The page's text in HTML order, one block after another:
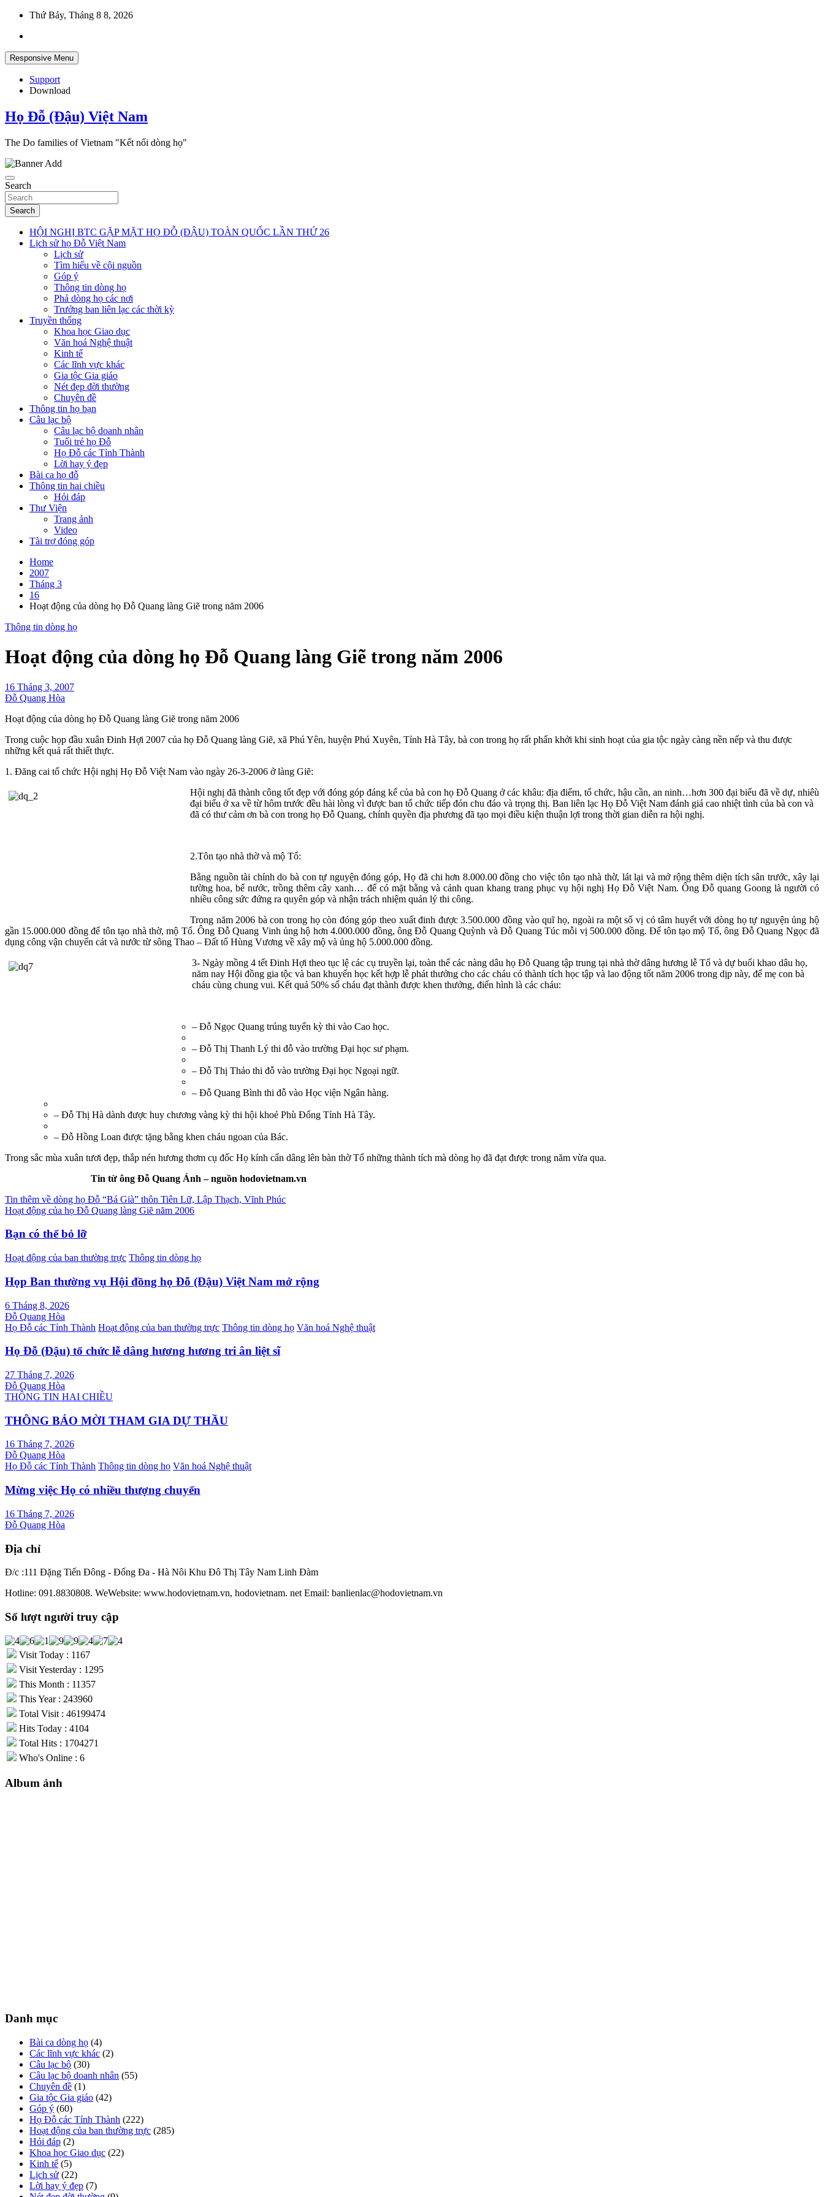
Skip
content
Thứ Bảy, Tháng 8 8, 2026
Responsive Menu
Support
Download
Họ Đỗ (Đậu) Việt Nam
The Do families of Vietnam "Kết nối dòng họ"
Search
Search
HỘI NGHỊ BTC GẶP MẶT HỌ ĐỖ (ĐẬU) TOÀN QUỐC LẦN THỨ 26
Lịch sử họ Đỗ Việt Nam
Lịch sử
Tìm hiểu về cội nguồn
Góp ý
Thông tin dòng họ
Phả dòng họ các nơi
Trưởng ban liên lạc các thời kỳ
Truyền thống
Khoa học Giao dục
Văn hoá Nghệ thuật
Kinh tế
Các lĩnh vực khác
Gia tộc Gia giáo
Nét đẹp đời thường
Chuyên đề
Thông tin họ bạn
Câu lạc bộ
Câu lạc bộ doanh nhân
Tuổi trẻ họ Đỗ
Họ Đỗ các Tỉnh Thành
Lời hay ý đẹp
Bài ca họ đỗ
Thông tin hai chiều
Hỏi đáp
Thư Viện
Trang ảnh
Video
Tài trợ đóng góp
Home
2007
Tháng 3
16
Hoạt động của dòng họ Đỗ Quang làng Giẽ trong năm 2006
Thông tin dòng họ
Hoạt động của dòng họ Đỗ Quang làng Giẽ trong năm 2006
16 Tháng 3, 2007
Đỗ Quang Hòa
Hoạt động của dòng họ Đỗ Quang làng Giẽ trong năm 2006
Trong cuộc họp đầu xuân Đinh Hợi 2007 của họ Đỗ Quang làng Giẽ, xã Phú Yên, huyện Phú Xuyên, Tỉnh Hà Tây, bà con trong họ rất phấn khởi khi sinh hoạt của gia tộc ngày càng nền nếp và thu được
những kết quả rất thiết thực.
1. Đăng cai tổ chức Hội nghị Họ Đỗ Việt Nam vào ngày 26-3-2006 ở làng Giẽ:
Hội nghị đã thành công tốt đẹp với đóng góp đáng kể của bà con họ Đỗ Quang ở các khâu: địa điểm, tổ chức, hậu cần, an ninh…hơn 300 đại biểu đã về dự, nhiêù
đại biểu ở xa về từ hôm trước đều hài lòng vì được ban tổ chức tiếp đón chu đáo và trọng thị. Ban liên lạc Họ Đỗ Việt Nam đánh giá cao nhiệt tình của bà con và
đã có thư cảm ơn bà con trong họ Đỗ Quang, chính quyền địa phương đã tạo mọi điều kiện thuận lợi trong thời gian diễn ra hội nghị.
2.Tôn tạo nhà thờ và mộ Tổ:
Bằng nguồn tài chính do bà con tự nguyện đóng góp, Họ đã chi hơn 8.000.00 đồng cho việc tôn tạo nhà thờ, lát lại và mở rộng thêm diện tích sân trước, xây lại
tường hoa, bể nước, trồng thêm cây xanh… để có mặt bằng và cảnh quan khang trang phục vụ hội nghị Họ Đỗ Việt Nam. Ông Đỗ quang Goong là người có
nhiều công sức đứng ra quyên góp và nhận trách nhiệm quản lý thi công.
Trong năm 2006 bà con trong họ còn đóng góp theo xuất đinh được 3.500.000 đồng vào quĩ họ, ngoài ra một số vị có tâm huyết với dòng họ tự nguyện ủng hộ
gần 15.000.000 đồng để tôn tạo nhà thờ, mộ Tổ. Ông Đỗ Quang Vinh ủng hộ hơn 4.000.000 đồng, ông Đỗ Quang Quỳnh và Đỗ Quang Túc mỗi vị 500.000 đồng. Để tôn tạo mộ Tổ, ông Đỗ Quang Ngọc đã
dụng công vận chuyển cát và nước từ sông Thao – Đất tổ Hùng Vương về xây mộ và ủng hộ 5.000.000 đồng.
3- Ngày mồng 4 tết Đinh Hợi theo tục lệ các cụ truyền lại, toàn thể các nàng dâu họ Đỗ Quang tập trung tại nhà thờ dâng hương lễ Tổ và dự buổi khao dâu họ,
năm nay Hội đồng gia tộc và ban khuyến học kết hợp lễ phát thưởng cho các cháu có thành tích học tập và lao động tốt năm 2006 trong dịp này, để mẹ con bà
cháu cùng chung vui. Kết quả 50% số cháu đạt thành được khen thưởng, điển hình là các cháu:
– Đỗ Ngọc Quang trúng tuyển kỳ thi vào Cao học.
– Đỗ Thị Thanh Lý thi đỗ vào trường Đại học sư phạm.
– Đỗ Thị Thảo thi đỗ vào trường Đại học Ngoại ngữ.
– Đỗ Quang Bình thi đỗ vào Học viện Ngân hàng.
– Đỗ Thị Hà dành được huy chương vàng kỳ thi hội khoẻ Phù Đổng Tỉnh Hà Tây.
– Đỗ Hồng Loan được tặng bằng khen cháu ngoan của Bác.
Trong sắc mùa xuân tươi đẹp, thắp nén hương thơm cụ đốc Họ kính cẩn dâng lên bàn thờ Tổ những thành tích mà dòng họ đã đạt được trong năm vừa qua.
Tin từ ông Đỗ Quang Ánh – nguồn hodovietnam.vn
Điều
hướng
bài
viết
Tin thêm về dòng họ Đỗ “Bá Già” thôn Tiên Lữ, Lập Thạch, Vĩnh Phúc
Hoạt động của họ Đỗ Quang làng Giẽ năm 2006
Bạn có thể bỏ lỡ
Hoạt động của ban thường trực Thông tin dòng họ
Họp Ban thường vụ Hội đồng họ Đỗ (Đậu) Việt Nam mở rộng
6 Tháng 8, 2026
Đỗ Quang Hòa
Họ Đỗ các Tỉnh Thành Hoạt động của ban thường trực Thông tin dòng họ Văn hoá Nghệ thuật
Họ Đỗ (Đậu) tổ chức lễ dâng hương hương tri ân liệt sĩ
27 Tháng 7, 2026
Đỗ Quang Hòa
THÔNG TIN HAI CHIỀU
THÔNG BÁO MỜI THAM GIA DỰ THẦU
16 Tháng 7, 2026
Đỗ Quang Hòa
Họ Đỗ các Tỉnh Thành Thông tin dòng họ Văn hoá Nghệ thuật
Mừng việc Họ có nhiều thượng chuyển
16 Tháng 7, 2026
Đỗ Quang Hòa
Địa chỉ
Đ/c :111 Đặng Tiến Đông - Đống Đa - Hà Nôi Khu Đô Thị Tây Nam Linh Đàm
Hotline: 091.8830808. WeWebsite: www.hodovietnam.vn, hodovietnam. net Email: banlienlac@hodovietnam.vn
Số lượt người truy cập
Visit Today : 1167
Visit Yesterday : 1295
This Month : 11357
This Year : 243960
Total Visit : 46199474
Hits Today : 4104
Total Hits : 1704271
Who's Online : 6
Album ảnh
Danh mục
Bài ca dòng họ (4)
Các lĩnh vực khác (2)
Câu lạc bộ (30)
Câu lạc bộ doanh nhân (55)
Chuyên đề (1)
Gia tộc Gia giáo (42)
Góp ý (60)
Họ Đỗ các Tỉnh Thành (222)
Hoạt động của ban thường trực (285)
Hỏi đáp (2)
Khoa học Giao dục (22)
Kinh tế (5)
Lịch sử (22)
Lời hay ý đẹp (7)